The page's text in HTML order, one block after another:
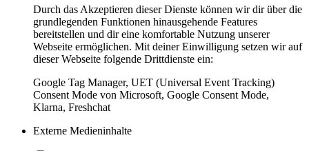
Durch das Akzeptieren dieser Dienste können wir dir über die
grundlegenden Funktionen hinausgehende Features
bereitstellen und dir eine komfortable Nutzung unserer
Webseite ermöglichen. Mit deiner Einwilligung setzen wir auf
dieser Webseite folgende Drittdienste ein:
Google Tag Manager, UET (Universal Event Tracking)
Consent Mode von Microsoft, Google Consent Mode,
Klarna, Freshchat
Externe Medieninhalte